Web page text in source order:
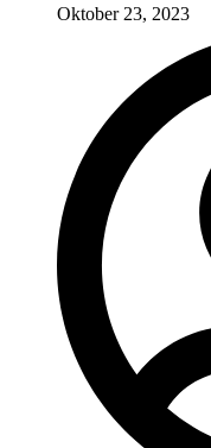
Oktober 23, 2023